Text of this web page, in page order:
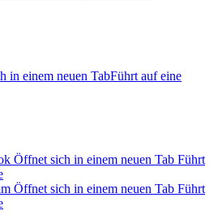
in einem neuen TabFührt auf eine
Öffnet sich in einem neuen Tab Führt
Öffnet sich in einem neuen Tab Führt